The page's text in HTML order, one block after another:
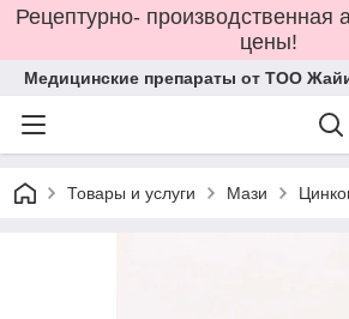
Рецептурно- производственная
цены!
Медицинские препараты от ТОО
Товары и услуги Мази